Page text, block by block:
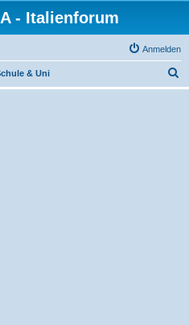
- Italienforum
Anmelden
& Uni
u